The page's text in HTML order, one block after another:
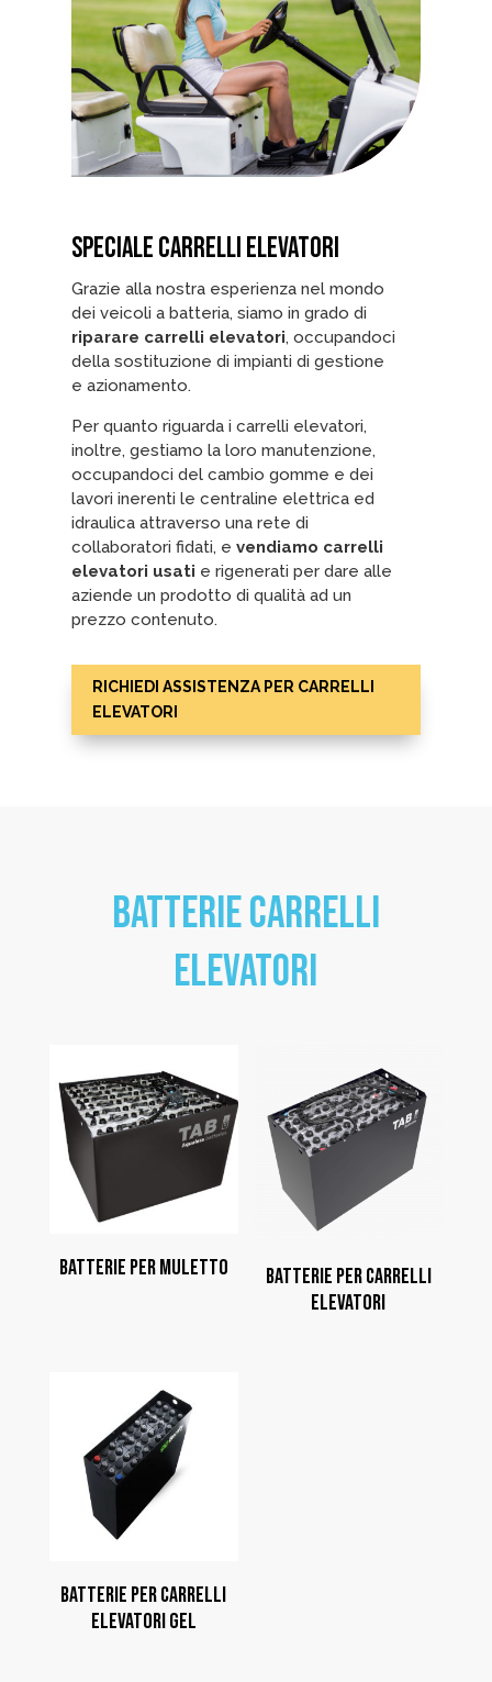
SPECIALE CARRELLI ELEVATORI
Grazie alla nostra esperienza nel mondo
dei veicoli a batteria, siamo in grado di
riparare carrelli elevatori, occupandoci
della sostituzione di impianti di gestione
e azionamento.
Per quanto riguarda i carrelli elevatori,
inoltre, gestiamo la loro manutenzione,
occupandoci del cambio gomme e dei
lavori inerenti le centraline elettrica ed
idraulica attraverso una rete di
collaboratori fidati, e vendiamo carrelli
elevatori usati e rigenerati per dare alle
aziende un prodotto di qualità ad un
prezzo contenuto.
RICHIEDI ASSISTENZA PER CARRELLI
ELEVATORI
BATTERIE CARRELLI
ELEVATORI
BATTERIE PER MULETTO
BATTERIE PER CARRELLI
ELEVATORI
BATTERIE PER CARRELLI
ELEVATORI GEL